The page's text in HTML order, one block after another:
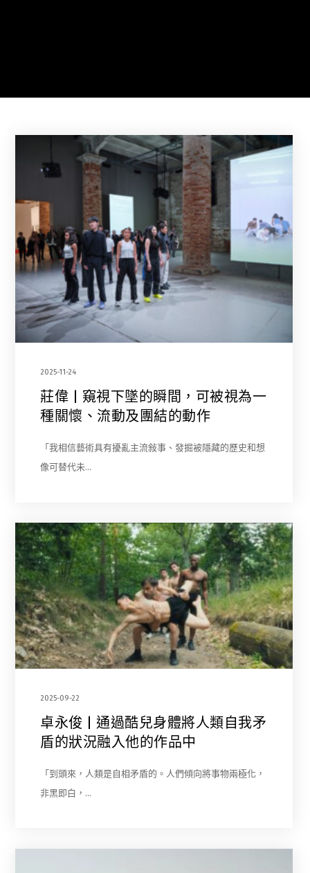
2025-11-24
莊偉 | 窺視下墜的瞬間，可被視為一
種關懷、流動及團結的動作
「我相信藝術具有擾亂主流敍事、發掘被隱藏的歷史和想
像可替代未…
2025-09-22
卓永俊 | 通過酷兒身體將人類自我矛
盾的狀況融入他的作品中
「到頭來，人類是自相矛盾的。人們傾向將事物兩極化，
非黑即白，…